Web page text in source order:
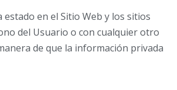
en el Sitio Web y los sitios
del Usuario o con cualquier otro
de que la información privada